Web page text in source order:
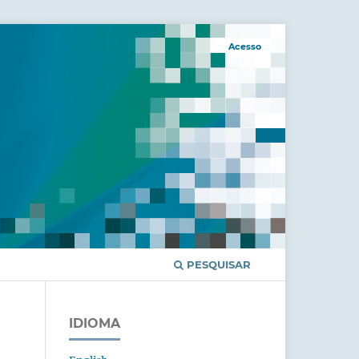
PESQUISAR
Acesso
IDIOMA